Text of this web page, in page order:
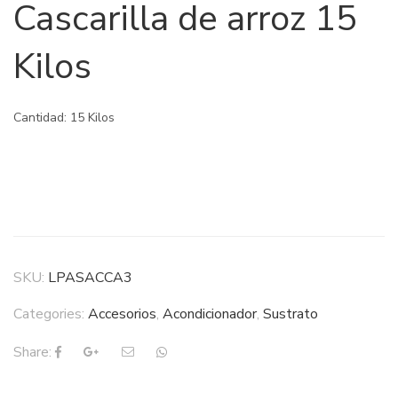
Cascarilla de arroz 15
Kilos
Cantidad: 15 Kilos
SKU: LPASACCA3
Categories: Accesorios, Acondicionador, Sustrato
Share: